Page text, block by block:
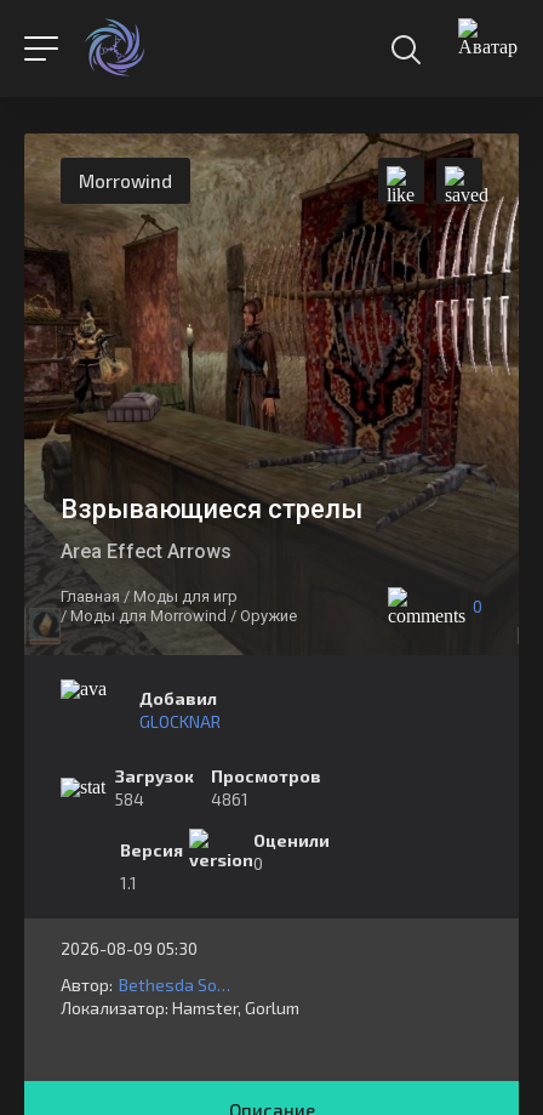
Morrowind
Взрывающиеся стрелы
Area Effect Arrows
Главная / Моды для игр
/ Моды для Morrowind / Оружие 0
Добавил
GLOCKNAR
Загрузок
584
Просмотров
4861
Версия
1.1
Оценили
0
2026-08-09 05:30
Автор:
Bethesda Softworks
Локализатор: ⁣⁣⁣Hamster, Gorlum
Описание